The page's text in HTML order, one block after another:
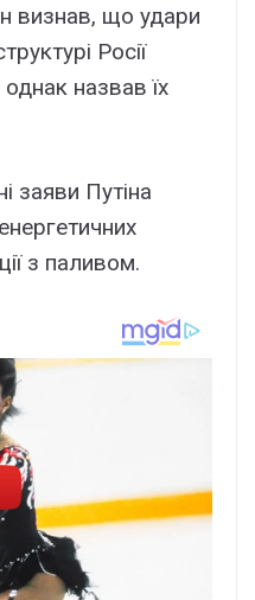
визнав, що удари
Росії
назвав їх
заяви Путіна
з паливом.